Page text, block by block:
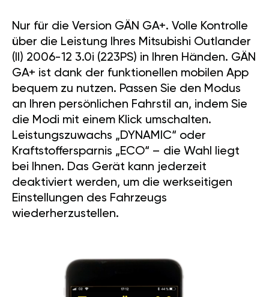
Nur für die Version GÄN GA+. Volle Kontrolle
über die Leistung Ihres Mitsubishi Outlander
(II) 2006-12 3.0i (223PS) in Ihren Händen. GÄN
GA+ ist dank der funktionellen mobilen App
bequem zu nutzen. Passen Sie den Modus
an Ihren persönlichen Fahrstil an, indem Sie
die Modi mit einem Klick umschalten.
Leistungszuwachs „DYNAMIC“ oder
Kraftstoffersparnis „ECO“ – die Wahl liegt
bei Ihnen. Das Gerät kann jederzeit
deaktiviert werden, um die werkseitigen
Einstellungen des Fahrzeugs
wiederherzustellen.